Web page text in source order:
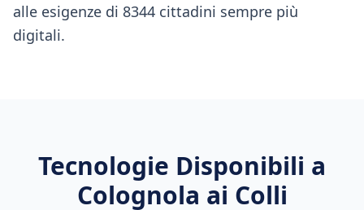
alle esigenze di 8344 cittadini sempre più
digitali.
Tecnologie Disponibili a
Colognola ai Colli